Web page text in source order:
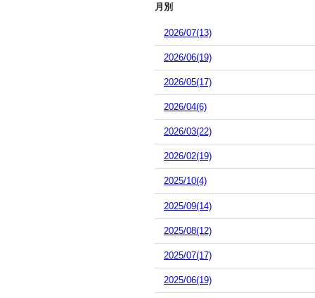
月別
2026/07(13)
2026/06(19)
2026/05(17)
2026/04(6)
2026/03(22)
2026/02(19)
2025/10(4)
2025/09(14)
2025/08(12)
2025/07(17)
2025/06(19)